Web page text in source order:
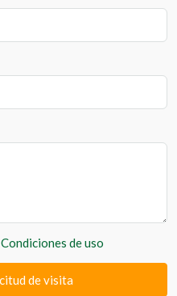
Condiciones de uso
de visita